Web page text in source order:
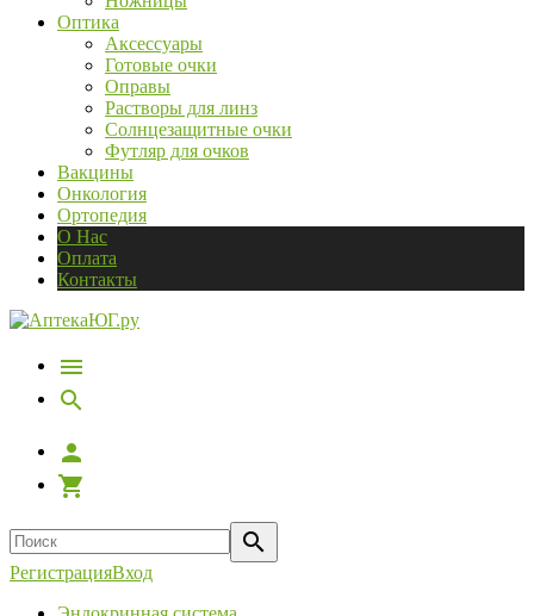
Оптика
Аксессуары
Готовые очки
Оправы
Растворы для линз
Солнцезащитные очки
Футляр для очков
Вакцины
Онкология
Ортопедия
О Нас
Оплата
Контакты
РегистрацияВход